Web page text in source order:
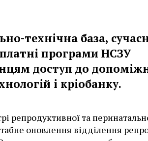
технічна база,
програми НСЗУ
доступ до
і кріобанку.
репродуктивної та
оновлення відділення